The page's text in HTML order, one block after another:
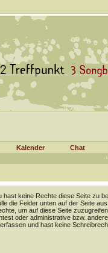
Kalender Chat
hast keine Rechte diese Seite zu
die Felder unten auf der Seite
um auf diese Seite
oder administrative bzw.
und hast keine